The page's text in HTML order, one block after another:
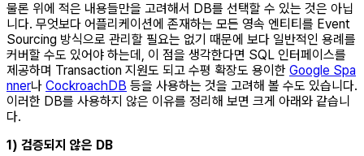
물론 위에 적은 내용들만을 고려해서 DB를 선택할 수 있는 것은 아닙
니다. 무엇보다 어플리케이션에 존재하는 모든 영속 엔티티를 Event
Sourcing 방식으로 관리할 필요는 없기 때문에 보다 일반적인 용례를
커버할 수도 있어야 하는데, 이 점을 생각한다면 SQL 인터페이스를
제공하며 Transaction 지원도 되고 수평 확장도 용이한 Google Spa
nner나 CockroachDB 등을 사용하는 것을 고려해 볼 수도 있습니다.
이러한 DB를 사용하지 않은 이유를 정리해 보면 크게 아래와 같습니
다.
1) 검증되지 않은 DB